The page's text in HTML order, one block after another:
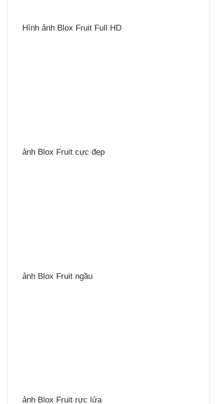
Hình ảnh Blox Fruit Full HD
ảnh Blox Fruit cực đẹp
ảnh Blox Fruit ngầu
ảnh Blox Fruit rực lửa